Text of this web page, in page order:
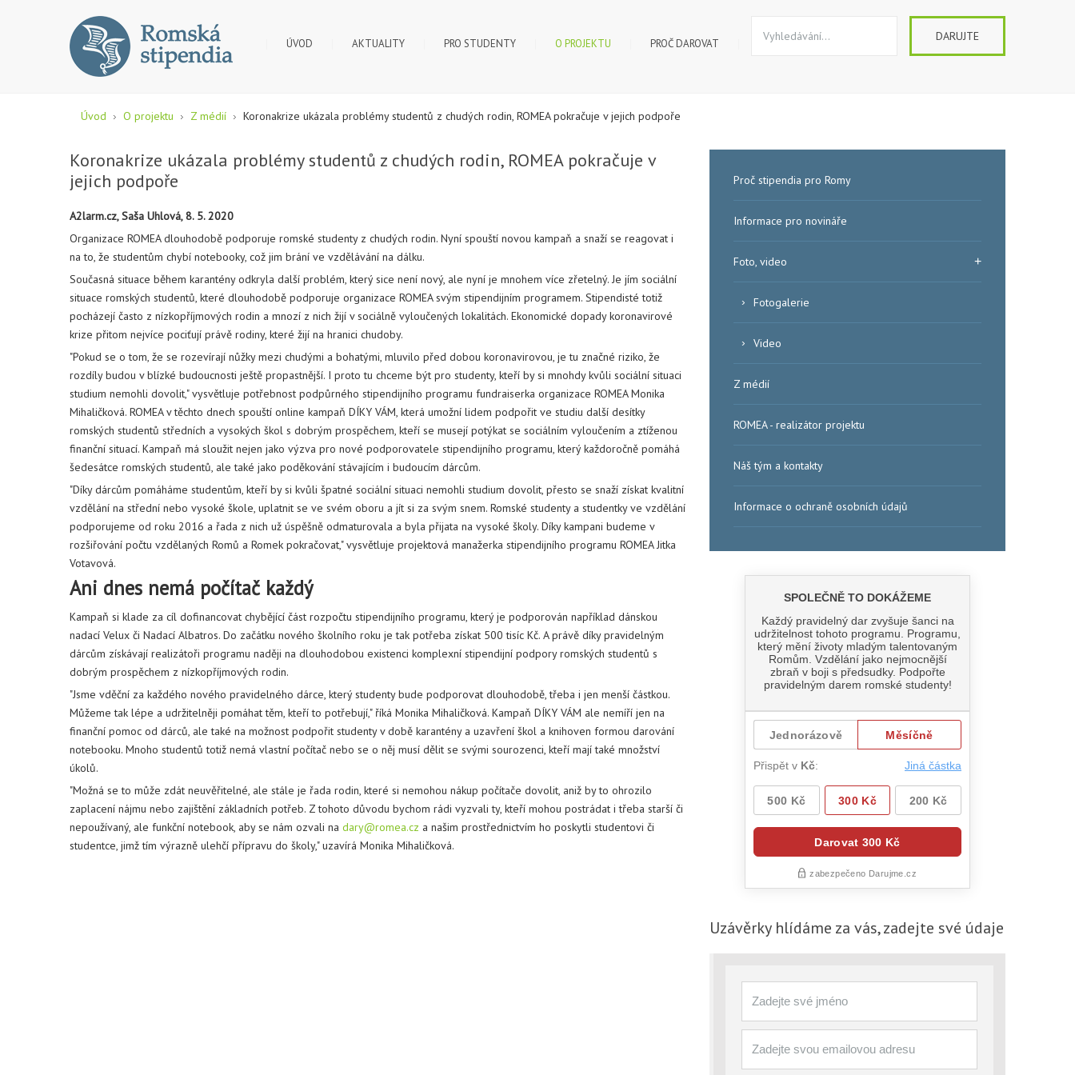
DARUJTE
ÚVOD AKTUALITY PRO STUDENTY O PROJEKTU PROČ DAROVAT
Úvod O projektu Z médií Koronakrize ukázala problémy studentů z chudých rodin, ROMEA pokračuje v jejich podpoře
Koronakrize ukázala problémy studentů z chudých rodin, ROMEA pokračuje v
jejich podpoře
A2larm.cz, Saša Uhlová, 8. 5. 2020
Organizace ROMEA dlouhodobě podporuje romské studenty z chudých rodin. Nyní spouští novou kampaň a snaží se reagovat i
na to, že studentům chybí notebooky, což jim brání ve vzdělávání na dálku.
Současná situace během karantény odkryla další problém, který sice není nový, ale nyní je mnohem více zřetelný. Je jím sociální
situace romských studentů, které dlouhodobě podporuje organizace ROMEA svým stipendijním programem. Stipendisté totiž
pocházejí často z nízkopříjmových rodin a mnozí z nich žijí v sociálně vyloučených lokalitách. Ekonomické dopady koronavirové
krize přitom nejvíce pociťují právě rodiny, které žijí na hranici chudoby.
"Pokud se o tom, že se rozevírají nůžky mezi chudými a bohatými, mluvilo před dobou koronavirovou, je tu značné riziko, že
rozdíly budou v blízké budoucnosti ještě propastnější. I proto tu chceme být pro studenty, kteří by si mnohdy kvůli sociální situaci
studium nemohli dovolit," vysvětluje potřebnost podpůrného stipendijního programu fundraiserka organizace ROMEA Monika
Mihaličková. ROMEA v těchto dnech spouští online kampaň DÍKY VÁM, která umožní lidem podpořit ve studiu další desítky
romských studentů středních a vysokých škol s dobrým prospěchem, kteří se musejí potýkat se sociálním vyloučením a ztíženou
finanční situací. Kampaň má sloužit nejen jako výzva pro nové podporovatele stipendijního programu, který každoročně pomáhá
šedesátce romských studentů, ale také jako poděkování stávajícím i budoucím dárcům.
"Díky dárcům pomáháme studentům, kteří by si kvůli špatné sociální situaci nemohli studium dovolit, přesto se snaží získat kvalitní
vzdělání na střední nebo vysoké škole, uplatnit se ve svém oboru a jít si za svým snem. Romské studenty a studentky ve vzdělání
podporujeme od roku 2016 a řada z nich už úspěšně odmaturovala a byla přijata na vysoké školy. Díky kampani budeme v
rozšiřování počtu vzdělaných Romů a Romek pokračovat," vysvětluje projektová manažerka stipendijního programu ROMEA Jitka
Votavová.
Ani dnes nemá počítač každý
Kampaň si klade za cíl dofinancovat chybějící část rozpočtu stipendijního programu, který je podporován například dánskou
nadací Velux či Nadací Albatros. Do začátku nového školního roku je tak potřeba získat 500 tisíc Kč. A právě díky pravidelným
dárcům získávají realizátoři programu naději na dlouhodobou existenci komplexní stipendijní podpory romských studentů s
dobrým prospěchem z nízkopříjmových rodin.
"Jsme vděční za každého nového pravidelného dárce, který studenty bude podporovat dlouhodobě, třeba i jen menší částkou.
Můžeme tak lépe a udržitelněji pomáhat těm, kteří to potřebují," říká Monika Mihaličková. Kampaň DÍKY VÁM ale nemíří jen na
finanční pomoc od dárců, ale také na možnost podpořit studenty v době karantény a uzavření škol a knihoven formou darování
notebooku. Mnoho studentů totiž nemá vlastní počítač nebo se o něj musí dělit se svými sourozenci, kteří mají také množství
úkolů.
"Možná se to může zdát neuvěřitelné, ale stále je řada rodin, které si nemohou nákup počítače dovolit, aniž by to ohrozilo
zaplacení nájmu nebo zajištění základních potřeb. Z tohoto důvodu bychom rádi vyzvali ty, kteří mohou postrádat i třeba starší či
nepoužívaný, ale funkční notebook, aby se nám ozvali na dary@romea.cz a našim prostřednictvím ho poskytli studentovi či
studentce, jimž tím výrazně ulehčí přípravu do školy," uzavírá Monika Mihaličková.
Proč stipendia pro Romy
Informace pro novináře
Foto, video
Fotogalerie
Video
Z médií
ROMEA - realizátor projektu
Náš tým a kontakty
Informace o ochraně osobních údajů
Uzávěrkyhlídáme za vás, zadejte své údaje